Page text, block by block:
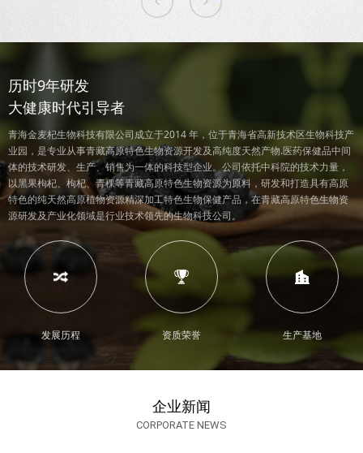
历时9年研发
大健康时代引导者
青海金麦杞生物科技有限公司成立于2014 年，位于青海省高新技术区生物科技产
业园，是专业从事青藏高原特色生物资源开发及高纯度天然产物.医药保健品中间
体的技术研发、生产、销售为一体的科技型企业。公司依托中科院的技术力量，
以黑果枸杞、枸杞、青稞等青藏高原特色生物资源为原料，研发和打造具有高原
特色的纯天然高原植物资源精深加工特色生物保健产品，在青藏高原特色生物资
源研发及产业化领域是行业技术领先的生物科技公司。
发展历程 资质荣誉 生产基地
企业新闻
CORPORATE NEWS